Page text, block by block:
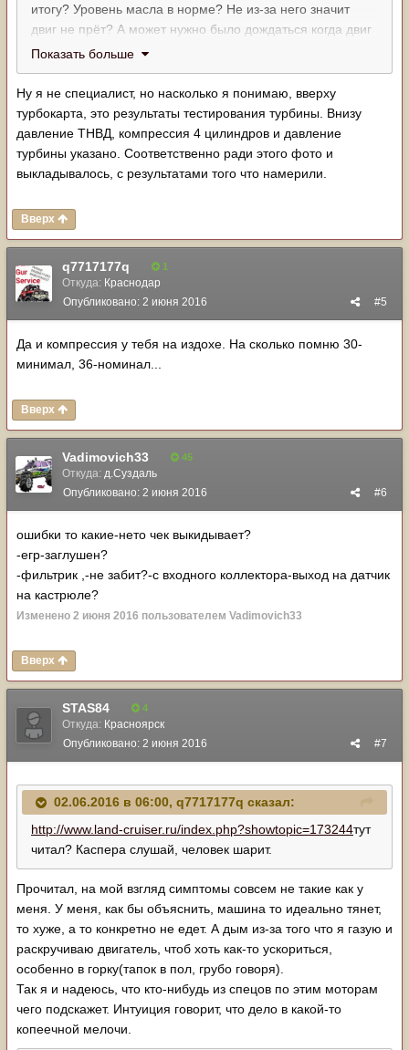
итогу? Уровень масла в норме? Не из-за него значит
двиг не прёт? А может нужно было дождаться когда двиг
не прёт и тогда уровень масла проверять? Типа шутка.
Извини, но я в списке не увидел ничего, что могло бы
вызывать описанные тобой симптомы.
Любой ремонт начинается с диагностики. А у нас по
жизни везде ремонт заключается в переборке или
замене всего и вся покане заработаетденьги не
Показать больше
Ну я не специалист, но насколько я понимаю, вверху
турбокарта, это результаты тестирования турбины. Внизу
давление ТНВД, компрессия 4 цилиндров и давление
турбины указано. Соответственно ради этого фото и
выкладывалось, с результатами того что намерили.
Вверх
q7717177q 1
Откуда: Краснодар
#5
Опубликовано: 2 июня 2016
Да и компрессия у тебя на издохе. На сколько помню 30-
минимал, 36-номинал...
Вверх
Vadimovich33 45
Откуда: д.Суздаль
#6
Опубликовано: 2 июня 2016
ошибки то какие-нето чек выкидывает?
-егр-заглушен?
-фильтрик ,-не забит?-с входного коллектора-выход на датчик
на кастрюле?
Изменено 2 июня 2016 пользователем Vadimovich33
Вверх
STAS84 4
Откуда: Красноярск
#7
Опубликовано: 2 июня 2016
02.06.2016 в 06:00, q7717177q сказал:
http://www.land-cruiser.ru/index.php?showtopic=173244тут
читал? Каспера слушай, человек шарит.
Прочитал, на мой взгляд симптомы совсем не такие как у
меня. У меня, как бы объяснить, машина то идеально тянет,
то хуже, а то конкретно не едет. А дым из-за того что я газую и
раскручиваю двигатель, чтоб хоть как-то ускориться,
особенно в горку(тапок в пол, грубо говоря).
Так я и надеюсь, что кто-нибудь из спецов по этим моторам
чего подскажет. Интуиция говорит, что дело в какой-то
копеечной мелочи.